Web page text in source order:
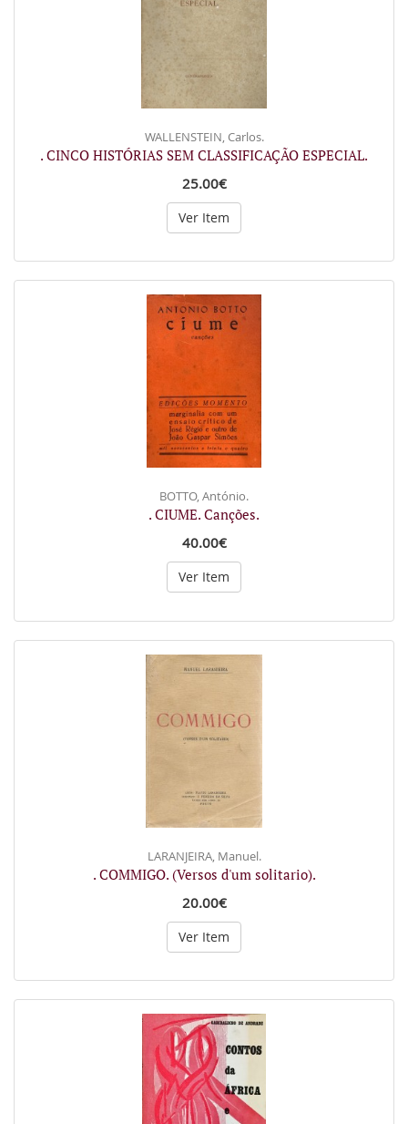
WALLENSTEIN, Carlos.
. CINCO HISTÓRIAS SEM CLASSIFICAÇÃO ESPECIAL.
25.00€
Ver Item
BOTTO, António.
. CIUME. Canções.
40.00€
Ver Item
LARANJEIRA, Manuel.
. COMMIGO. (Versos d'um solitario).
20.00€
Ver Item